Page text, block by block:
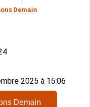
Demain
2025 à 15:06
Demain